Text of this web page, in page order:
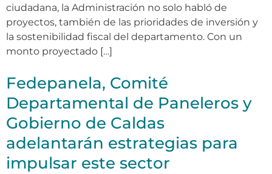
ciudadana, la Administración no solo habló de
proyectos, también de las prioridades de inversión y
la sostenibilidad fiscal del departamento. Con un
monto proyectado […]
Fedepanela, Comité
Departamental de Paneleros y
Gobierno de Caldas
adelantarán estrategias para
impulsar este sector